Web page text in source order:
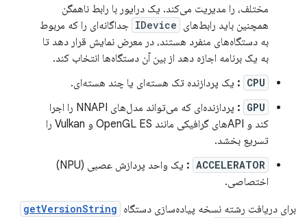
مختلف، را مدیریت می‌کند. یک درایور با رابط ناهمگن
همچنین باید رابط‌های IDevice جداگانه‌ای را که مربوط
به دستگاه‌های منفرد هستند، در معرض نمایش قرار دهد تا
به یک برنامه اجازه دهد از بین آن دستگاه‌ها انتخاب کند.
CPU
: یک پردازنده تک هسته‌ای یا چند هسته‌ای.
GPU
:
پردازنده‌ای که می‌تواند مدل‌های NNAPI را اجرا
کند و APIهای گرافیکی مانند OpenGL ES و Vulkan را
تسریع بخشد.
ACCELERATOR
:
یک واحد پردازش عصبی (NPU)
اختصاصی.
برای دریافت رشته نسخه پیاده‌سازی دستگاه getVersionString